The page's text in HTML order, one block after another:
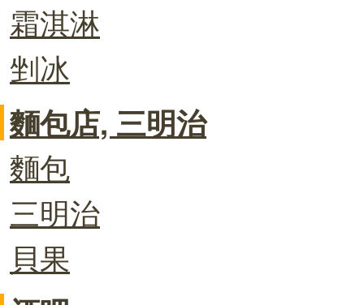
霜淇淋
剉冰
麵包店, 三明治
麵包
三明治
貝果